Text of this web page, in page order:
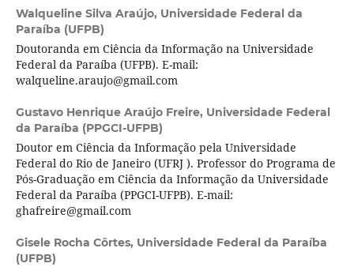
Walqueline Silva Araújo, Universidade Federal da
Paraíba (UFPB)
Doutoranda em Ciência da Informação na Universidade
Federal da Paraíba (UFPB). E-mail:
walqueline.araujo@gmail.com
Gustavo Henrique Araújo Freire, Universidade Federal
da Paraíba (PPGCI-UFPB)
Doutor em Ciência da Informação pela Universidade
Federal do Rio de Janeiro (UFRJ ). Professor do Programa de
Pós-Graduação em Ciência da Informação da Universidade
Federal da Paraíba (PPGCI-UFPB). E-mail:
ghafreire@gmail.com
Gisele Rocha Côrtes, Universidade Federal da Paraíba
(UFPB)